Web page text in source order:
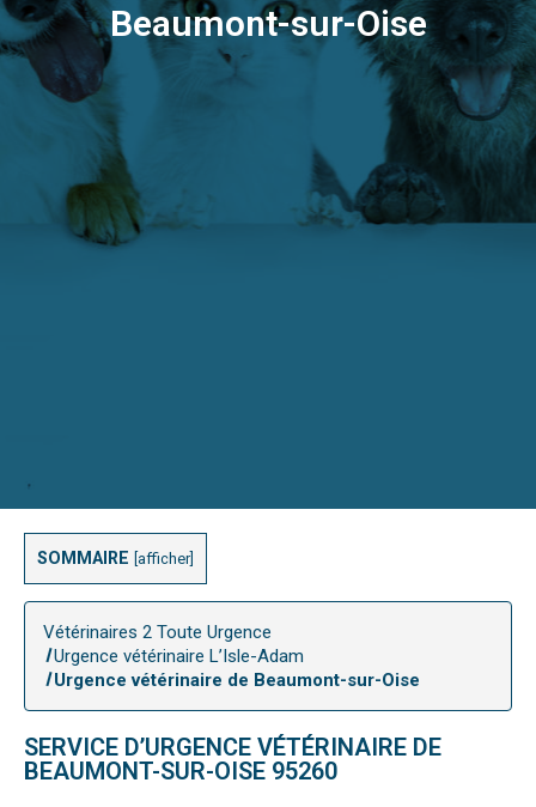
SOMMAIRE afficher
Beaumont-sur-Oise
Vétérinaires 2 Toute Urgence
Urgence vétérinaire L’Isle-Adam
Urgence vétérinaire de Beaumont-sur-Oise
SERVICE D’URGENCE VÉTÉRINAIRE DE
BEAUMONT-SUR-OISE 95260